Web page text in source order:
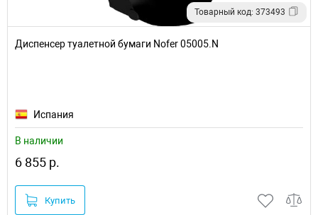
Товарный код: 373493
Диспенсер туалетной бумаги Nofer 05005.N
Испания
В наличии
6 855 р.
Купить